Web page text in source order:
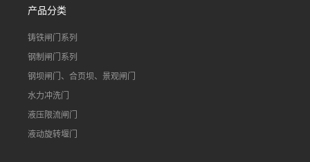
产品分类
铸铁闸门系列
钢制闸门系列
钢坝闸门、合页坝、景观闸门
水力冲洗门
液压限流闸门
液动旋转堰门